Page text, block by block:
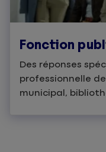
Fonction
Des réponses
professionnelle
municipal,